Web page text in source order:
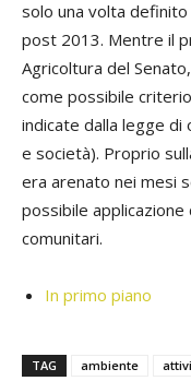
solo una volta definito
post 2013. Mentre il
Agricoltura del Senato,
come possibile
indicate dalla legge
e società). Proprio
era arenato nei mesi
possibile applicazione
comunitari.
In primo piano
TAG ambiente